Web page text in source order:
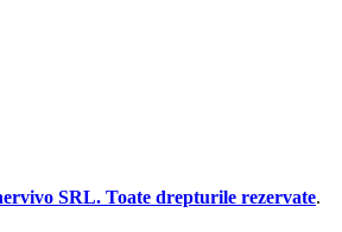
SRL. Toate drepturile rezervate.